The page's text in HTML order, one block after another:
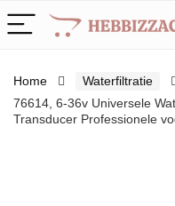
Home Waterfiltratie
76614, 6-36v Universele
Transducer Professionele